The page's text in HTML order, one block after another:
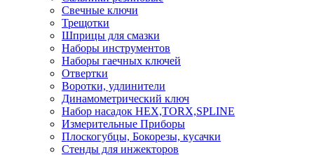
Свечные ключи
Трещотки
Шприцы для смазки
Наборы инструментов
Наборы гаечных ключей
Отвертки
Воротки, удлинители
Динамометрический ключ
Набор насадок HEX,TORX,SPLINE
Измерительные Приборы
Плоскогубцы, Бокорезы, кусачки
Стенды для инжекторов